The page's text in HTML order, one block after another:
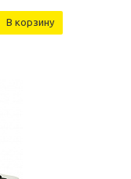
В корзину